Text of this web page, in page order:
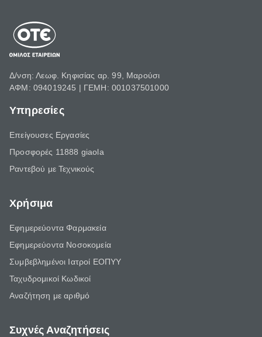
Δ/νση: Λεωφ. Κηφισίας αρ. 99, Μαρούσι
ΑΦΜ: 094019245 | ΓΕΜΗ: 001037501000
Υπηρεσίες
Επείγουσες Εργασίες
Προσφορές 11888 giaola
Ραντεβού με Τεχνικούς
Χρήσιμα
Εφημερεύοντα Φαρμακεία
Εφημερεύοντα Νοσοκομεία
Συμβεβλημένοι Ιατροί ΕΟΠΥΥ
Ταχυδρομικοί Κωδικοί
Αναζήτηση με αριθμό
Συχνές Αναζητήσεις